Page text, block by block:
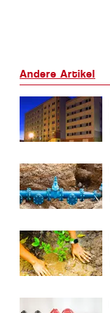
Andere Artikel